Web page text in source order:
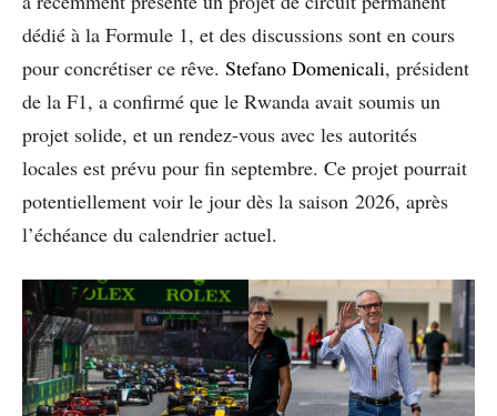
dédié à la Formule 1, et des discussions sont en cours
pour concrétiser ce rêve. Stefano Domenicali, président
de la F1, a confirmé que le Rwanda avait soumis un
projet solide, et un rendez-vous avec les autorités
locales est prévu pour fin septembre. Ce projet pourrait
potentiellement voir le jour dès la saison 2026, après
l’échéance du calendrier actuel.